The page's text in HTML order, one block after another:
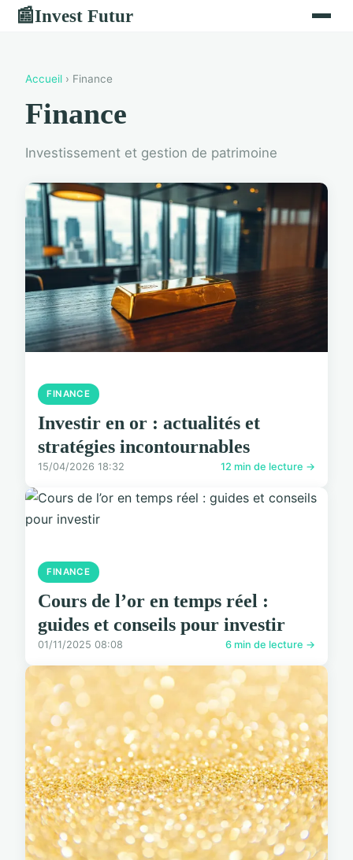
📰Invest Futur
Accueil › Finance
Finance
Investissement et gestion de patrimoine
FINANCE
Investir en or : actualités et
stratégies incontournables
15/04/2026 18:32 12 min de lecture →
FINANCE
Cours de l’or en temps réel :
guides et conseils pour investir
01/11/2025 08:08 6 min de lecture →